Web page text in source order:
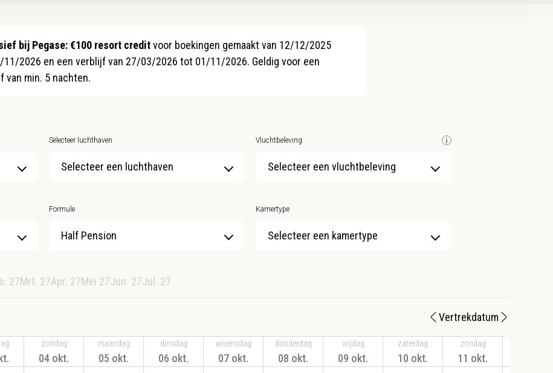
bij Pegase: €100 resort creditvoor boekingen gemaakt van 12/12/2025
2026 en een verblijf van 27/03/2026 tot 01/11/2026. Geldig voor een
van min. 5 nachten.
Selecteer luchthaven
Selecteer een luchthaven
Vluchtbeleving
Selecteer een vluchtbeleving
Formule Kamertype
Selecteer een kamertype
27Mrt. 27Apr. 27Mei 27Jun. 27Jul. 27
Vertrekdatum
zondag
04 okt.
maandag
05 okt.
dinsdag
06 okt.
woensdag
07 okt.
donderdag
08 okt.
vrijdag
09 okt.
zaterdag
10 okt.
zondag
11 okt.